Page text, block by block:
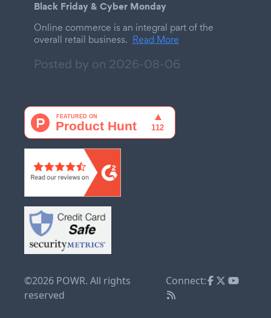
Black Friday & Cyber Monday
Online commerce is an integral part of the
overall retail business. Read More
Posted by on 2026-08-06
©2026 POWR. All rights
reserved
Connect: